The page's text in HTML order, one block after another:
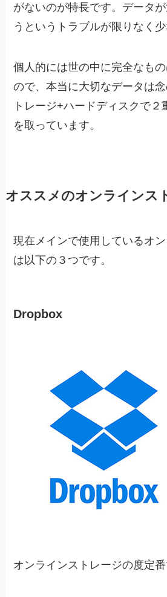
がないのが特長です。データ
うというトラブルが限りなく少
個人的には世の中に完全なも
ので、本当に大切なデータは
トレージ+ハードディスクで
を取っています。
オススメのオンラインス
現在メインで使用しているオ
は以下の３つです。
Dropbox
オンラインストレージの度定番